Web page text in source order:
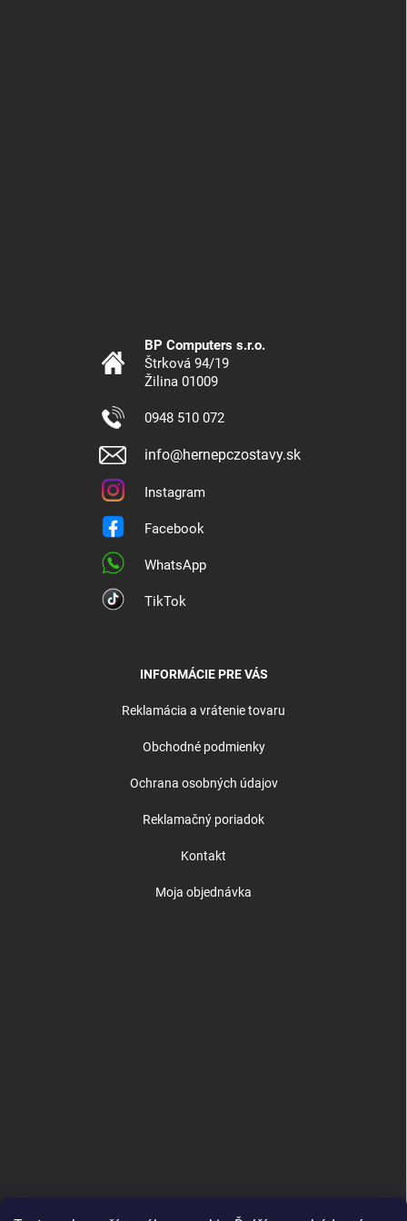
BP Computers s.r.o.
Štrková 94/19
Žilina 01009
0948 510 072
info@hernepczostavy.sk
Instagram
Facebook
WhatsApp
TikTok
INFORMÁCIE PRE VÁS
Reklamácia a vrátenie tovaru
Obchodné podmienky
Ochrana osobných údajov
Reklamačný poriadok
Kontakt
Moja objednávka